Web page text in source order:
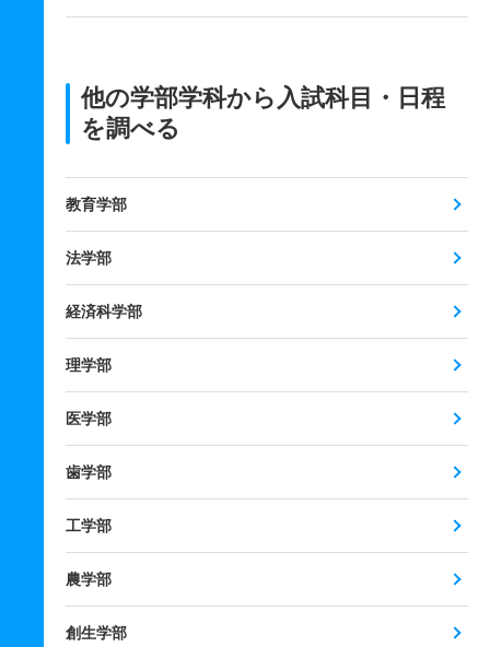
他の学部学科から入試科目・日程
を調べる
教育学部
法学部
経済科学部
理学部
医学部
歯学部
工学部
農学部
創生学部